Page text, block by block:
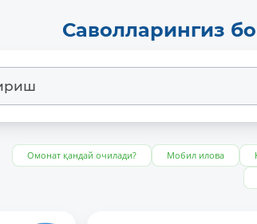
Саволларингиз
Омонат қандай очилади? Мобил илова